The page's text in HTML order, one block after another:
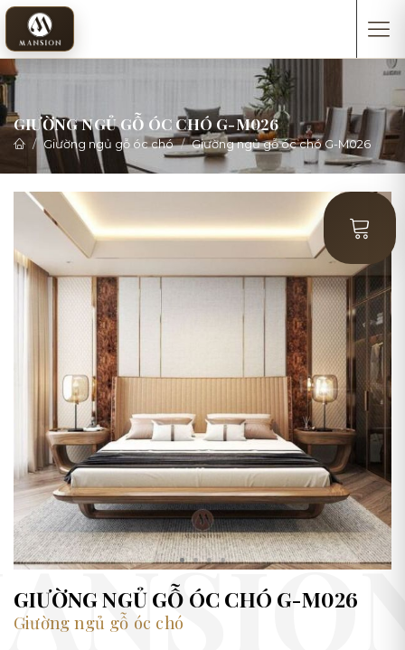
GIƯỜNG NGỦ GỖ ÓC CHÓ G-M026
Giường ngủ gỗ óc chó Giường ngủ gỗ óc chó G-M026
GIƯỜNG NGỦ GỖ ÓC CHÓ G-M026
Giường ngủ gỗ óc chó